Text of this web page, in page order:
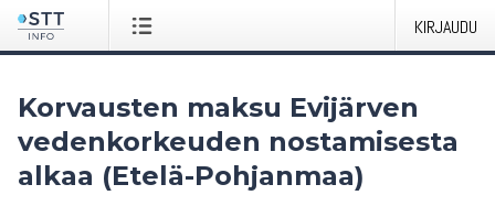
KIRJAUDU
Korvausten maksu Evijärven
vedenkorkeuden nostamisesta
alkaa (Etelä-Pohjanmaa)